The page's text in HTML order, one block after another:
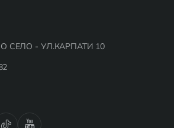
СЕЛО - УЛ.КАРПАТИ 10